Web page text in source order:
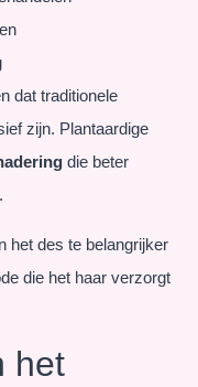
dat traditionele
zijn. Plantaardige
die beter
het des te belangrijker
die het haar verzorgt
het